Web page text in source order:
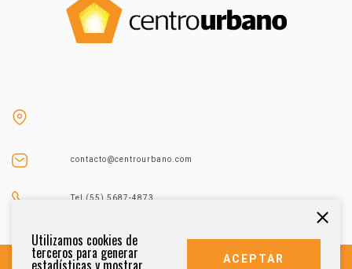
contacto@centrourbano.com
Tel (55) 5687-4873
Utilizamos cookies de
terceros para generar
estadísticas y mostrar ACEPTAR